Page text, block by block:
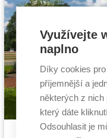
Využívejte
naplno
Díky cookies
příjemnější a
některých z nich
který dáte
Odsouhlasit je